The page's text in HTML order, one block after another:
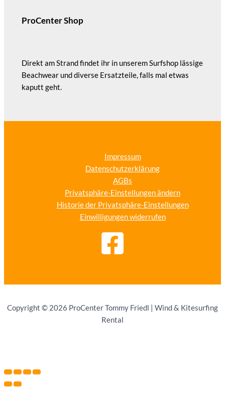
ProCenter Shop
Direkt am Strand findet ihr in unserem Surfshop lässige
Beachwear und diverse Ersatzteile, falls mal etwas
kaputt geht.
Impressum
Datenschutzerklärung
AGBs
Privatsphäre-Einstellungen ändern
Historie der Privatsphäre-Einstellungen
Einwilligungen widerrufen
Copyright © 2026 ProCenter Tommy Friedl | Wind & Kitesurfing
Rental